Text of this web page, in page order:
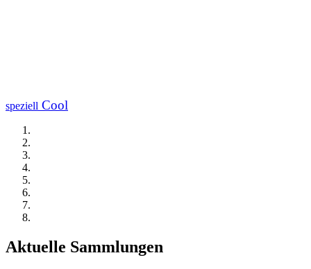
speziell Cool
Aktuelle Sammlungen